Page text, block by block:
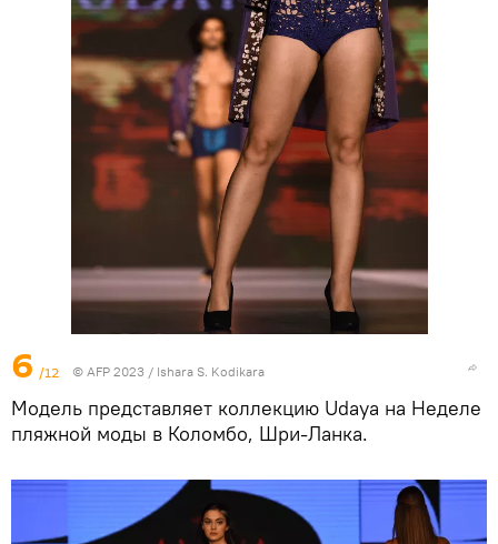
6 /12 © AFP 2023 / Ishara S. Kodikara
Модель представляет коллекцию Udaya на Неделе
пляжной моды в Коломбо, Шри-Ланка.